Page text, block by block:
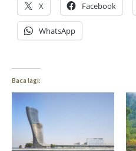
X Facebook
WhatsApp
Baca lagi: